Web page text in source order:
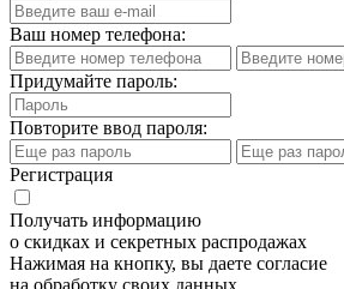
Ваш номер телефона:
Придумайте пароль:
Повторите ввод пароля:
Регистрация
Получать информацию
о скидках и секретных распродажах
Нажимая на кнопку, вы даете согласие
на обработку своих данных